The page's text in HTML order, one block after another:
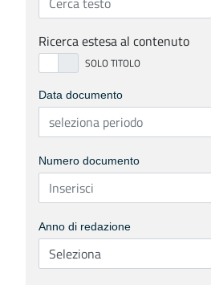
Ricerca estesa al contenuto
Data documento
Numero documento
Anno di redazione